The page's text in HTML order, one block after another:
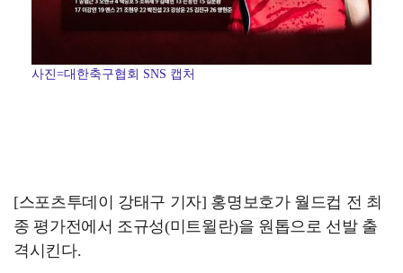
사진=대한축구협회 SNS 캡처
[스포츠투데이 강태구 기자] 홍명보호가 월드컵 전 최
종 평가전에서 조규성(미트윌란)을 원톱으로 선발 출
격시킨다.